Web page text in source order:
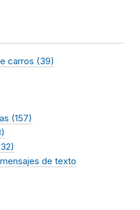
carros (39)
(157)
de texto